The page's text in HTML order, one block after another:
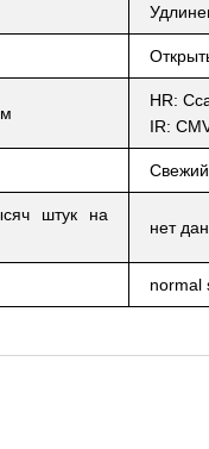
HR:
IR:
штук на
нет
normal